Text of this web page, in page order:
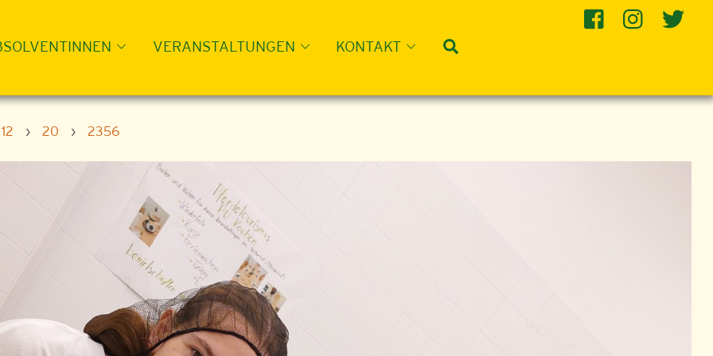
VERANSTALTUNGEN KONTAKT
12 › 20 › 2356